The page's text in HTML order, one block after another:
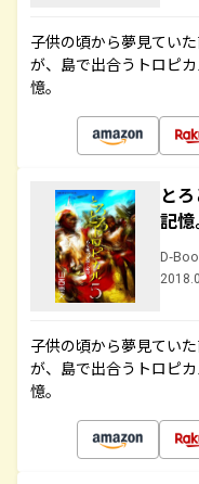
子供の頃から夢見てい
が、島で出合うトロピ
憶。
と
記
D-
子供の頃から夢見てい
が、島で出合うトロピ
憶。